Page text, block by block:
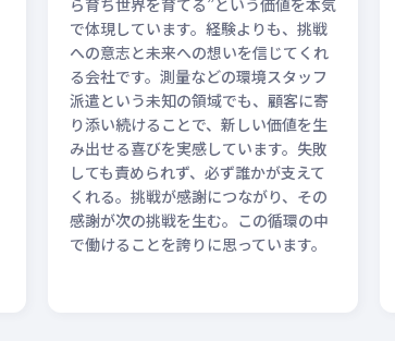
ら育ち世界を育てる”という価値を本気
で体現しています。経験よりも、挑戦
への意志と未来への想いを信じてくれ
る会社です。測量などの環境スタッフ
派遣という未知の領域でも、顧客に寄
り添い続けることで、新しい価値を生
み出せる喜びを実感しています。失敗
しても責められず、必ず誰かが支えて
くれる。挑戦が感謝につながり、その
感謝が次の挑戦を生む。この循環の中
で働けることを誇りに思っています。